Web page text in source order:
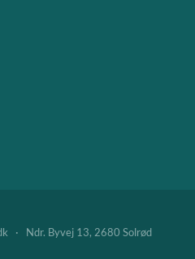
· Ndr. Byvej 13, 2680 Solrød